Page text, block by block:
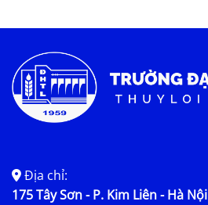
Tin tức chung
Địa chỉ:
175 Tây Sơn - P. Kim Liên - Hà Nội